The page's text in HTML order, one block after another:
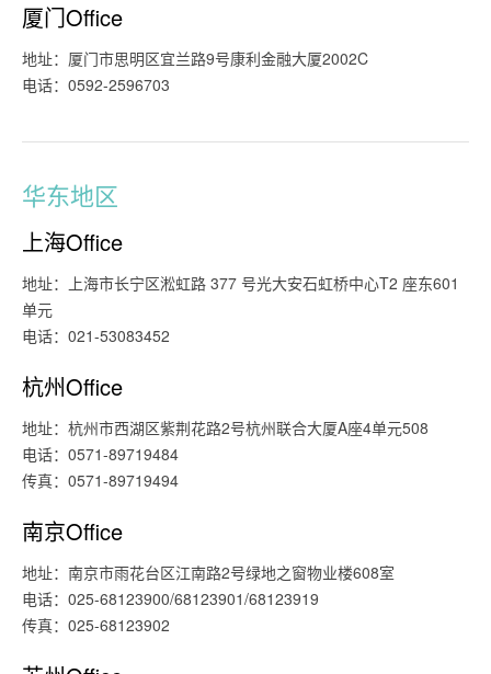
厦门Office
地址：厦门市思明区宜兰路9号康利金融大厦2002C
电话：0592-2596703
华东地区
上海Office
地址：上海市长宁区淞虹路 377 号光大安石虹桥中心T2 座东601
单元
电话：021-53083452
杭州Office
地址：杭州市西湖区紫荆花路2号杭州联合大厦A座4单元508
电话：0571-89719484
传真：0571-89719494
南京Office
地址：南京市雨花台区江南路2号绿地之窗物业楼608室
电话：025-68123900/68123901/68123919
传真：025-68123902